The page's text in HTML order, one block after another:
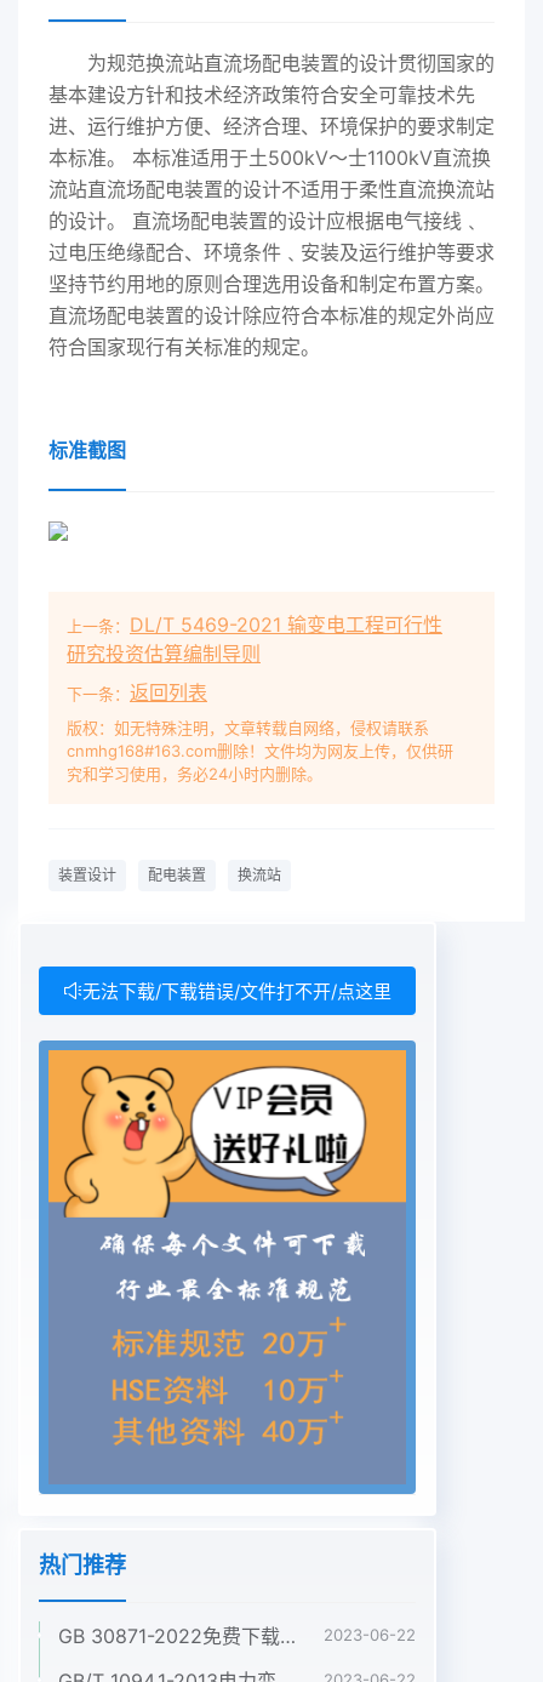
为规范换流站直流场配电装置的设计贯彻国家的
基本建设方针和技术经济政策符合安全可靠技术先
进、运行维护方便、经济合理、环境保护的要求制定
本标准。 本标准适用于土500kV～士1100kV直流换
流站直流场配电装置的设计不适用于柔性直流换流站
的设计。 直流场配电装置的设计应根据电气接线﹑
过电压绝缘配合、环境条件﹑安装及运行维护等要求
坚持节约用地的原则合理选用设备和制定布置方案。
直流场配电装置的设计除应符合本标准的规定外尚应
符合国家现行有关标准的规定。
标准截图
上一条： DL/T 5469-2021 输变电工程可行性
研究投资估算编制导则
下一条： 返回列表
版权：如无特殊注明，文章转载自网络，侵权请联系
cnmhg168#163.com删除！文件均为网友上传，仅供研
究和学习使用，务必24小时内删除。
装置设计 配电装置 换流站
无法下载/下载错误/文件打不开/点这里
热门推荐
GB 30871-2022免费下载危险化学品企业特殊作业安全规范 2023-06-22